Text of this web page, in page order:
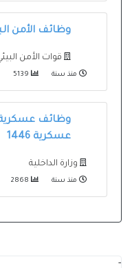
وظائف الأمن
قوات الأمن
منذ سنة
عسكرية 1446
وزارة الداخلية
منذ سنة
-